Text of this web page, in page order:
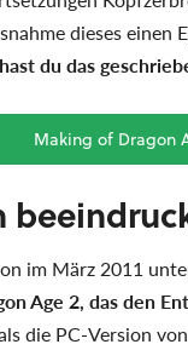
dieses einen
du das
Making of Dragon
im März 2011
Age 2, das den
die PC-Version